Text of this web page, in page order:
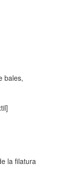
bales,
la filatura